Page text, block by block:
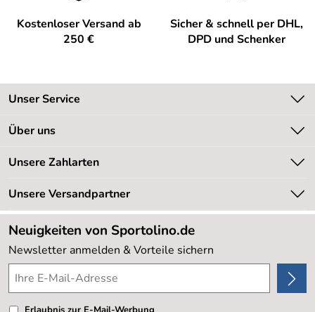
Kostenloser Versand ab
250 €
Sicher & schnell per DHL,
DPD und Schenker
Unser Service
Kontakt
Newsletter
Retourenabwicklung
Lieferbedingungen
Kundenlogin
Über uns
Unsere Bestseller
Neu
Sale %
Kundenbewertungen (20.178)
4,8/5*****
Unsere Zahlarten
Unsere Versandpartner
Neuigkeiten von Sportolino.de
Newsletter anmelden & Vorteile sichern